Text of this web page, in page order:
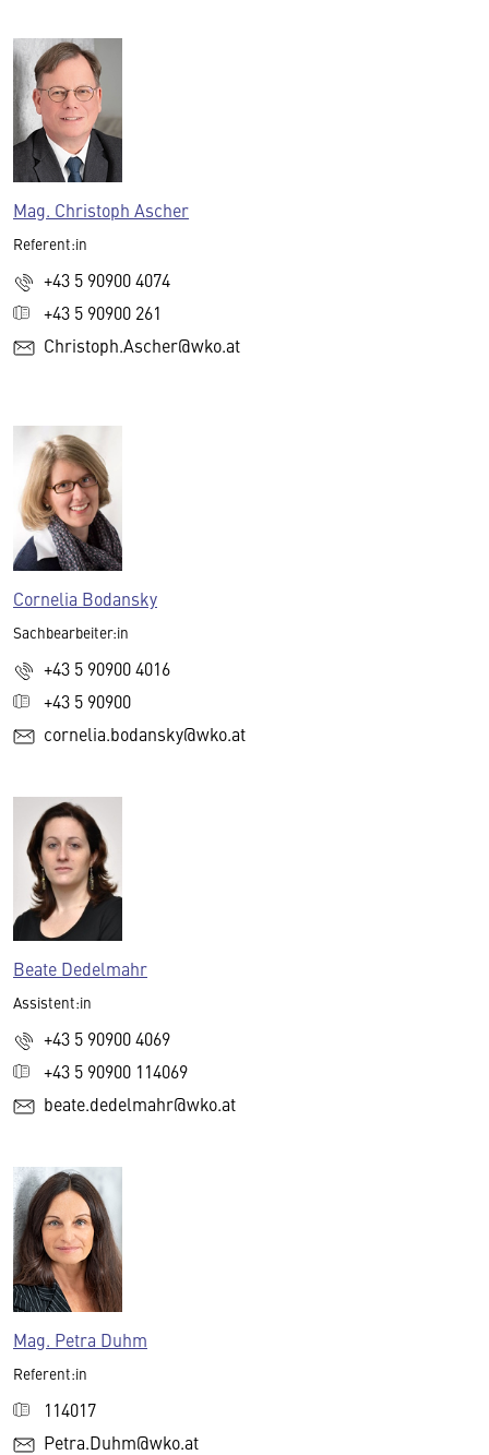
Mag. Christoph Ascher
Referent:in
+43 5 90900 4074
+43 5 90900 261
Christoph.Ascher@wko.at
Cornelia Bodansky
Sachbearbeiter:in
+43 5 90900 4016
+43 5 90900
cornelia.bodansky@wko.at
Beate Dedelmahr
Assistent:in
+43 5 90900 4069
+43 5 90900 114069
beate.dedelmahr@wko.at
Mag. Petra Duhm
Referent:in
114017
Petra.Duhm@wko.at